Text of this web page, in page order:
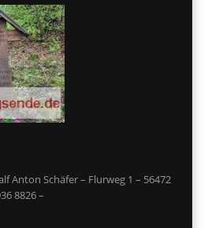
Anton Schäfer – Flurweg 1 – 56472
8826 –